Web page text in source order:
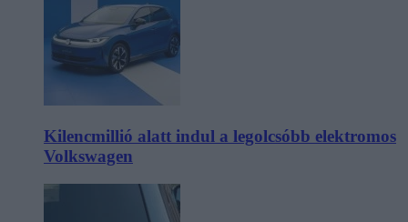
Kilencmillió alatt indul a legolcsóbb elektromos
Volkswagen